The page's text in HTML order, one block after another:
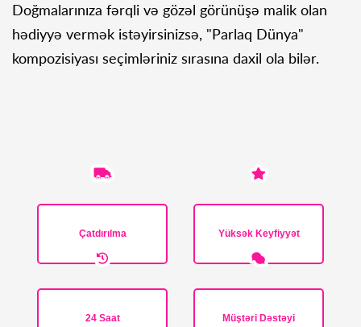
Doğmalarınıza fərqli və gözəl görünüşə malik olan
hədiyyə vermək istəyirsinizsə, "Parlaq Dünya"
kompozisiyası seçimləriniz sırasına daxil ola bilər.
Çatdırılma Yüksək Keyfiyyət
24 Saat Müştəri Dəstəyi